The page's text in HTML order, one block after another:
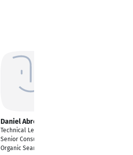
Daniel Abromeit
Technical Lead /
Senior Consultant
Organic Search